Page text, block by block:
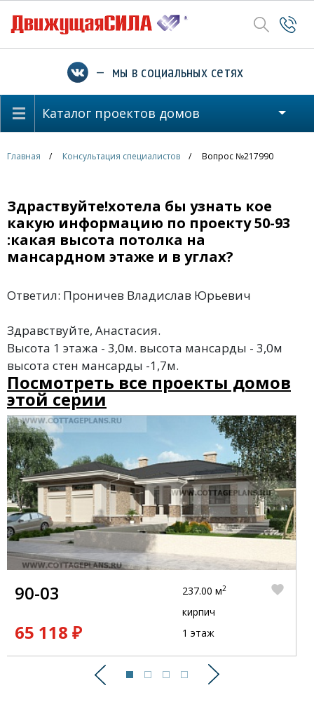
— мы в социальных сетях
Каталог проектов домов
Главная Консультация специалистов Вопрос №217990
Здраствуйте!хотела бы узнать кое
какую информацию по проекту 50-93
:какая высота потолка на
мансардном этаже и в углах?
Ответил: Проничев Владислав Юрьевич
Здравствуйте, Анастасия.
Высота 1 этажа - 3,0м. высота мансарды - 3,0м
высота стен мансарды -1,7м.
Посмотреть все проекты домов
этой серии
Предыдущий Следующий
90-03
65 118 ₽
237.00 м2
кирпич
1 этаж